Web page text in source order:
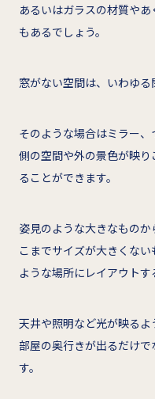
あるいはガラスの材質や
もあるでしょう。
窓がない空間は、いわゆる
そのような場合はミラー
側の空間や外の景色が映
ることができます。
姿見のような大きなもの
こまでサイズが大きくな
ような場所にレイアウトす
天井や照明など光が映る
部屋の奥行きが出るだけ
す。